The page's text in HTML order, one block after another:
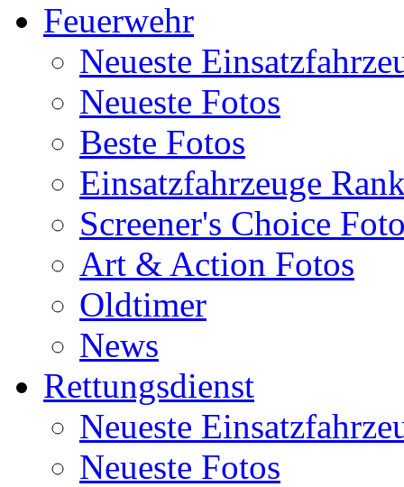
Feuerwehr
Neueste
Neueste Fotos
Beste Fotos
Einsatzfahrzeuge
Screener's Choice
Art & Action Fotos
Oldtimer
News
Rettungsdienst
Neueste
Neueste Fotos